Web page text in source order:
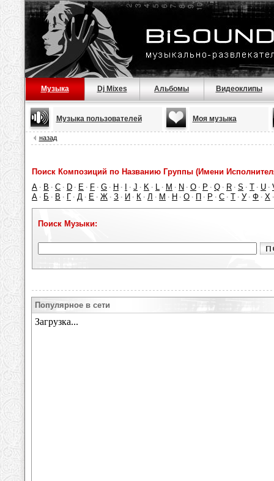
Музыка Dj Mixes Альбомы Видеоклипы
Музыка пользователей Моя музыка
назад
Поиск Композиций по Названию Группы (Имени
A · B · C · D · E · F · G · H · · J · K · L · M · N · O · P · Q · R · S · T · U ·
А · Б · В · Г · Д · Е · Ж · З · И · К · Л · М · Н · О · П · Р · С · Т · У · Ф · Х
Поиск Музыки:
Популярное в сети